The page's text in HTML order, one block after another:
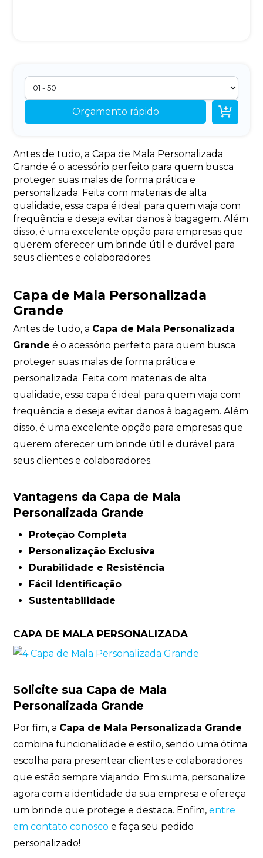
Orçamento rápido 
Antes de tudo, a Capa de Mala Personalizada
Grande é o acessório perfeito para quem busca
proteger suas malas de forma prática e
personalizada. Feita com materiais de alta
qualidade, essa capa é ideal para quem viaja com
frequência e deseja evitar danos à bagagem. Além
disso, é uma excelente opção para empresas que
querem oferecer um brinde útil e durável para
seus clientes e colaboradores.
Capa de Mala Personalizada
Grande
Antes de tudo, a Capa de Mala Personalizada
Grande é o acessório perfeito para quem busca
proteger suas malas de forma prática e
personalizada. Feita com materiais de alta
qualidade, essa capa é ideal para quem viaja com
frequência e deseja evitar danos à bagagem. Além
disso, é uma excelente opção para empresas que
querem oferecer um brinde útil e durável para
seus clientes e colaboradores.
Vantagens da Capa de Mala
Personalizada Grande
Proteção Completa
Personalização Exclusiva
Durabilidade e Resistência
Fácil Identificação
Sustentabilidade
CAPA DE MALA PERSONALIZADA
Solicite sua Capa de Mala
Personalizada Grande
Por fim, a Capa de Mala Personalizada Grande
combina funcionalidade e estilo, sendo uma ótima
escolha para presentear clientes e colaboradores
que estão sempre viajando. Em suma, personalize
agora com a identidade da sua empresa e ofereça
um brinde que protege e destaca. Enfim,entre
em contato conosco e faça seu pedido
personalizado!